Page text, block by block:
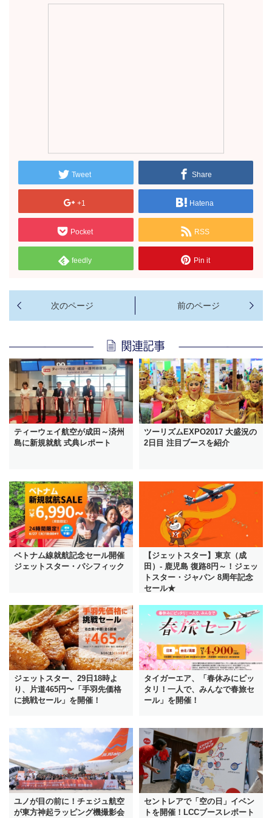
Tweet Share
+1 Hatena
Pocket RSS
feedly Pin it
ティーウェイ航空が成田～済州
島に新規就航 式典レポート
ツーリズムEXPO2017 大盛況の
2日目 注目ブースを紹介
ベトナム線就航記念セール開催
ジェットスター・パシフィック
【ジェットスター】東京（成
田）- 鹿児島 復路8円～！ジェッ
トスター・ジャパン 8周年記念
セール★
ジェットスター、29日18時よ
り、片道465円〜「手羽先価格
に挑戦セール」を開催！
タイガーエア、「春休みにピッ
タリ！一人で、みんなで春旅セ
ール」を開催！
ユノが目の前に！チェジュ航空
が東方神起ラッピング機撮影会
セントレアで「空の日」イベン
トを開催！LCCブースレポート